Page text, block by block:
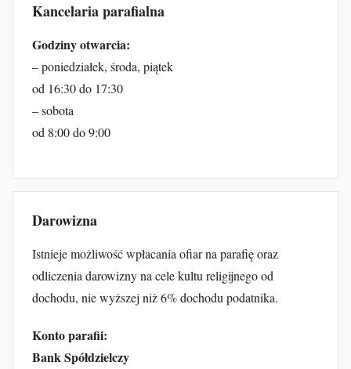
Kancelaria parafialna
Godziny otwarcia:
– poniedziałek, środa, piątek
od 16:30 do 17:30
– sobota
od 8:00 do 9:00
Darowizna
Istnieje możliwość wpłacania ofiar na parafię oraz
odliczenia darowizny na cele kultu religijnego od
dochodu, nie wyższej niż 6% dochodu podatnika.
Konto parafii:
Bank Spółdzielczy